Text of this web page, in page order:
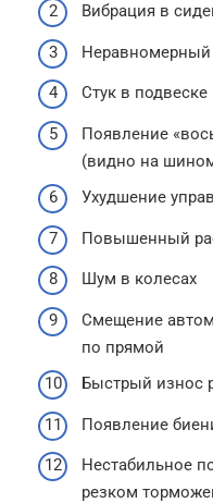
Вибрация в
Стук в подвеске
Появление
(видно на
Ухудшение
Повышенный
Шум в колесах
Смещение
по прямой
Быстрый износ
Появление
Нестабильное
резком